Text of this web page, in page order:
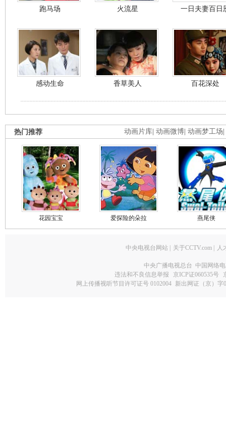
跑马场 火流星 一日夫妻百日
感动生命 香草美人 百花深处
动画片库 动画微博 动画梦工场
热门推荐
花园宝宝 爱探险的朵拉 燕尾侠
中央电视台网站 关于CCTV.com 人
中央广播电视总台 中国网络
违法和不良信息举报
京ICP证060535号
网上传播视听节目许可证号 0102004 新出网证（京）